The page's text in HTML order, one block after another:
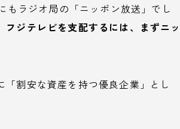
もラジオ局の「ニッポン放送」でし
フジテレビを支配するには、まずニッ
割安な資産を持つ優良企業」とし